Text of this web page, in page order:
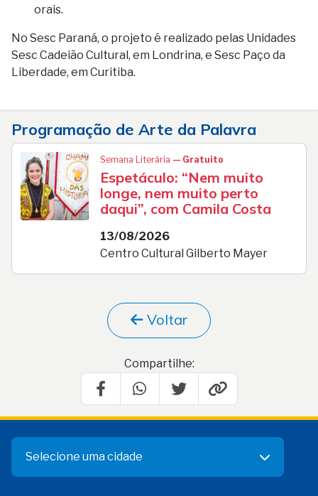
orais.
No Sesc Paraná, o projeto é realizado pelas Unidades
Sesc Cadeião Cultural, em Londrina, e Sesc Paço da
Liberdade, em Curitiba.
Programação de Arte da Palavra
Semana Literária — Gratuito
Espetáculo: “Nem muito
longe, nem muito perto
daqui”, com Camila Costa
13/08/2026
Centro Cultural Gilberto Mayer
Voltar
Compartilhe:
Selecione uma cidade